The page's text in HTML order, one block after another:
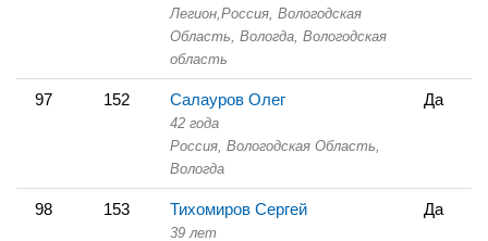
Легион, Россия, Вологодская
Область, Вологда, Вологодская
область
97 152 Салауров Олег
42 года
Россия, Вологодская Область,
Вологда
Да
98 153 Тихомиров Сергей
39 лет
Да